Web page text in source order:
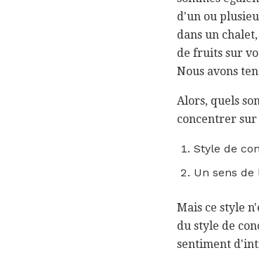
d'un ou
dans un
de fruits sur
Nous avons
Alors, quels
concentrer sur
Style de
Un sens de
Mais ce style
du style de
sentiment